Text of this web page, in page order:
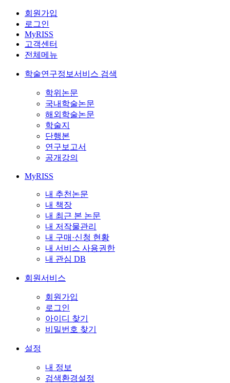
회원가입
로그인
MyRISS
고객센터
전체메뉴
학술연구정보서비스 검색
학위논문
국내학술논문
해외학술논문
학술지
단행본
연구보고서
공개강의
MyRISS
내 추천논문
내 책장
내 최근 본 논문
내 저작물관리
내 구매·신청 현황
내 서비스 사용권한
내 관심 DB
회원서비스
회원가입
로그인
아이디 찾기
비밀번호 찾기
설정
내 정보
검색환경설정